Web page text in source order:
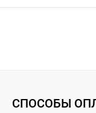
СПОСОБЫ